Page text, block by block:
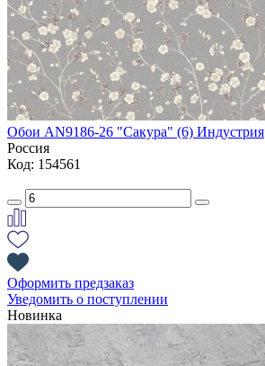
Обои AN9186-26 "Сакура" (6) Индустрия
Россия
Код: 154561
Оформить предзаказ
Уведомить о поступлении
Новинка